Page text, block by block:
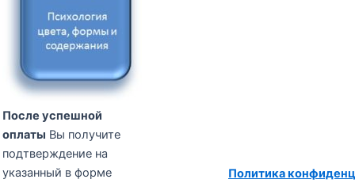
После успешной
оплаты Вы получите
подтверждение на
указанный в форме
Политика